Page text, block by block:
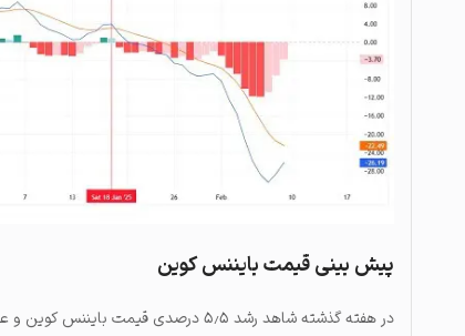
پیش بینی قیمت بایننس کوین
در هفته گذشته شاهد رشد ۵٫۵ درصدی قیمت بایننس کوین و عملکرد بهتر آن در مقایسه با